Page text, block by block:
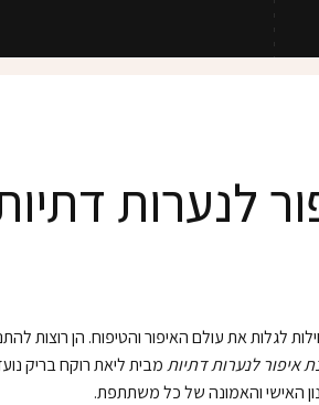
לנערות
לגלות את עולם האיפור והטיפוח. הן רוצות
איפור לנערות דתיותמבית ליאת רוקח בריק
האישי והאמונה של כל משתתפת.